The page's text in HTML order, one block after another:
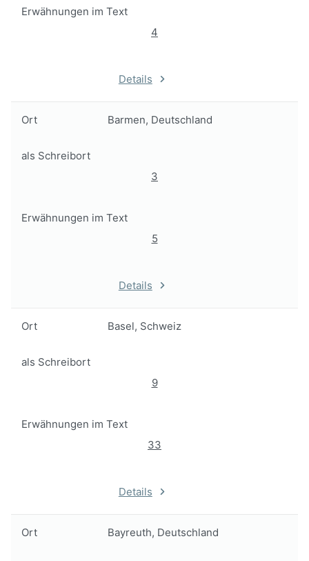
Erwähnungen im Text
4
Details
Ort Barmen, Deutschland
als Schreibort
3
Erwähnungen im Text
5
Details
Ort Basel, Schweiz
als Schreibort
9
Erwähnungen im Text
33
Details
Ort Bayreuth, Deutschland